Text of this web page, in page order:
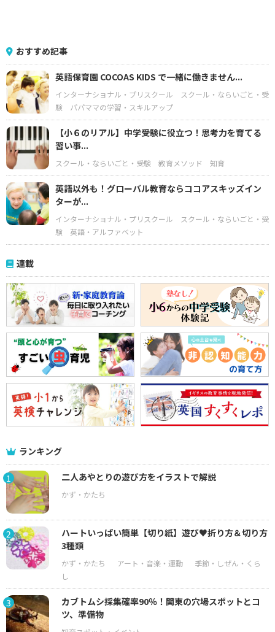
おすすめ記事
英語保育園 COCOAS KIDS で一緒に働きません...
インターナショナル・プリスクール
スクール・ならいごと・受
験
パパママの学習・スキルアップ
【小６のリアル】中学受験に役立つ！思考力を育てる
習い事...
スクール・ならいごと・受験 教育メソッド 知育
英語以外も！グローバル教育ならココアスキッズイン
ターが...
インターナショナル・プリスクール
スクール・ならいごと・受
験
英語・アルファベット
連載
ランキング
1 二人あやとりの遊び方をイラストで解説
2
ハートいっぱい簡単【切り紙】遊び♥折り方＆切り方
3種類
3
カブトムシ採集確率90％！関東の穴場スポットとコ
ツ、準備物